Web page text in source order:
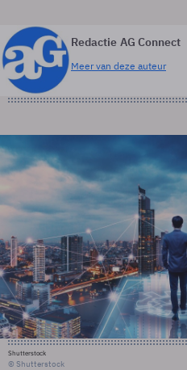
Redactie AG Connect
Meer van deze auteur
Shutterstock
© Shutterstock